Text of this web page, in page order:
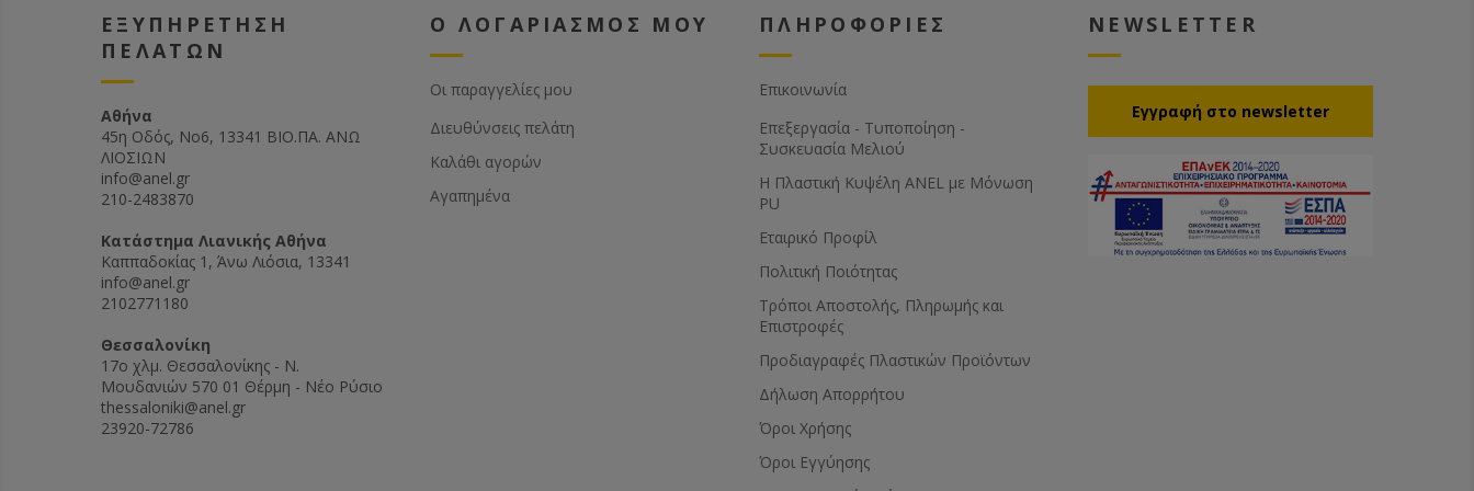
ΕΞΥΠΗΡΕΤΗΣΗ
ΠΕΛΑΤΩΝ
Αθήνα
45η Οδός, Νο6, 13341 ΒΙΟ.ΠΑ. ΑΝΩ
ΛΙΟΣΙΩΝ
info@anel.gr
210-2483870
Kατάστημα Λιανικής Αθήνα
Καππαδοκίας 1, Άνω Λιόσια, 13341
info@anel.gr
2102771180
Θεσσαλονίκη
17ο χλμ. Θεσσαλονίκης - Ν.
Μουδανιών 570 01 Θέρμη - Νέο Ρύσιο
thessaloniki@anel.gr
23920-72786
Ο ΛΟΓΑΡΙΑΣΜΟΣ ΜΟΥ
Οι παραγγελίες μου
Διευθύνσεις πελάτη
Καλάθι αγορών
Αγαπημένα
ΠΛΗΡΟΦΟΡΙΕΣ
Επικοινωνία
Επεξεργασία - Τυποποίηση -
Συσκευασία Μελιού
Η Πλαστική Κυψέλη ANEL με Μόνωση
PU
Εταιρικό Προφίλ
Πολιτική Ποιότητας
Τρόποι Αποστολής, Πληρωμής και
Επιστροφές
Προδιαγραφές Πλαστικών Προϊόντων
Δήλωση Απορρήτου
Όροι Χρήσης
Όροι Εγγύησης
NEWSLETTER
Eγγραφή στο newsletter